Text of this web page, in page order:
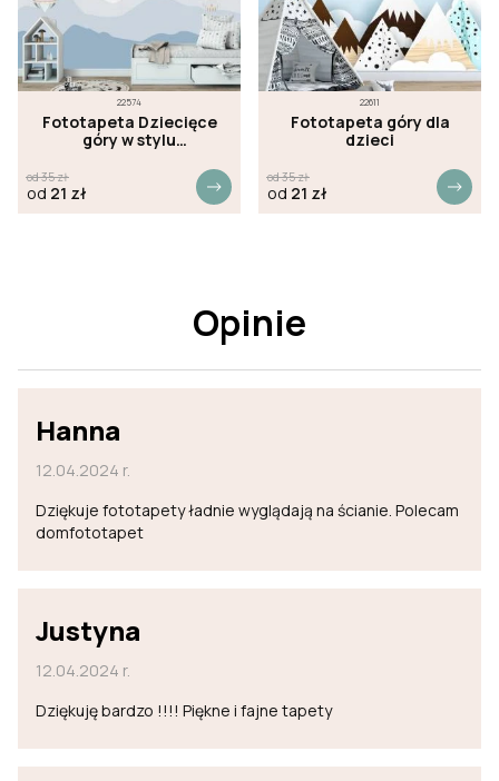
22574
Fototapeta Dziecięce
góry w stylu
od35zł
od 21 zł
22611
Fototapeta góry dla
dzieci
od35zł
od 21 zł
Opinie
Hanna
12.04.2024 r.
Dziękuje fototapety ładnie wyglądają na ścianie. Polecam
domfototapet
Justyna
12.04.2024 r.
Dziękuję bardzo !!!! Piękne i fajne tapety